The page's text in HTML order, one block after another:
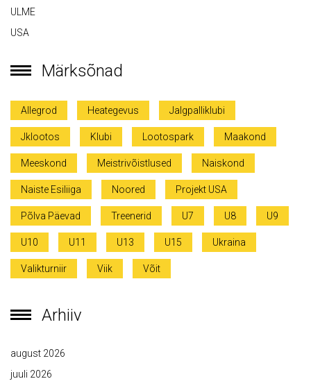
ULME
USA
Märksõnad
Allegrod Heategevus Jalgpalliklubi
Jklootos Klubi Lootospark Maakond
Meeskond Meistrivõistlused Naiskond
Naiste Esiliiga Noored Projekt USA
Põlva Päevad Treenerid U7 U8 U9
U10 U11 U13 U15 Ukraina
Valikturniir Viik Võit
Arhiiv
august 2026
juuli 2026